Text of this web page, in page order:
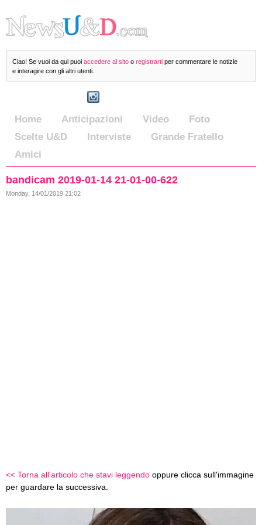
Ciao! Se vuoi da qui puoi accedere al sito o registrarti per commentare le notizie
e interagire con gli altri utenti.
Home Anticipazioni Video
Foto
Scelte U&D
Interviste
Grande Fratello
Amici
bandicam 2019-01-14 21-01-00-622
Monday, 14/01/2019 21:02
<< Torna all'articolo che stavi leggendo oppure clicca sull'immagine
per guardare la successiva.